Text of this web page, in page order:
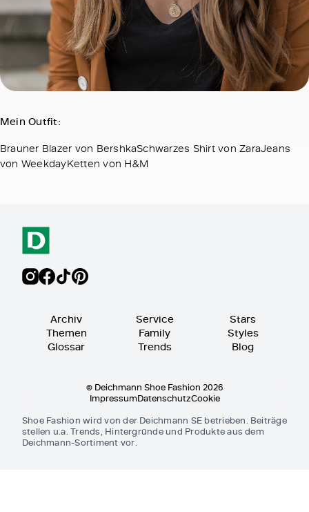
Mein Outfit:
Brauner Blazer von BershkaSchwarzes Shirt von ZaraJeans
von WeekdayKetten von H&M
Archiv
Themen
Glossar
Service
Family
Trends
Stars
Styles
Blog
© Deichmann Shoe Fashion 2026
ImpressumDatenschutzCookie
Shoe Fashion wird von der Deichmann SE betrieben. Beiträge
stellen u.a. Trends, Hintergründe und Produkte aus dem
Deichmann-Sortiment vor.